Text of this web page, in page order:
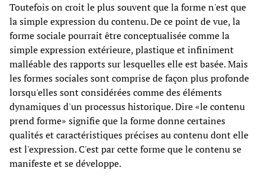
Toutefois on croit le plus souvent que la forme n'est que
la simple expression du contenu. De ce point de vue, la
forme sociale pourrait être conceptualisée comme la
simple expression extérieure, plastique et infiniment
malléable des rapports sur lesquelles elle est basée. Mais
les formes sociales sont comprise de façon plus profonde
lorsqu'elles sont considérées comme des éléments
dynamiques d'un processus historique. Dire «le contenu
prend forme» signifie que la forme donne certaines
qualités et caractéristiques précises au contenu dont elle
est l'expression. C'est par cette forme que le contenu se
manifeste et se développe.